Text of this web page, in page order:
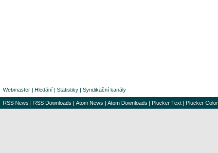
Webmaster | Hledání | Statistiky | Syndikační kanály
RSS News | RSS Downloads | Atom News | Atom Downloads | Plucker Text | Plucker Color